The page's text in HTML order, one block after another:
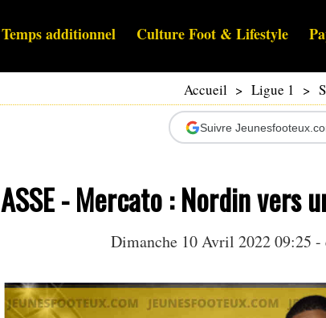
Temps additionnel Culture Foot & Lifestyle
Accueil > Ligue 1 >
Suivre
ASSE - Mercato : Nordin vers
Dimanche 10 Avril 2022 09:25